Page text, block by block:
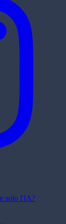
solo l'IA?